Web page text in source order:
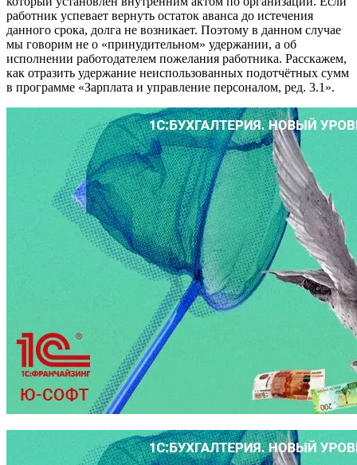
работник успевает вернуть остаток аванса до истечения
данного срока, долга не возникает. Поэтому в данном случае
мы говорим не о «принудительном» удержании, а об
исполнении работодателем пожелания работника. Расскажем,
как отразить удержание неиспользованных подотчётных сумм
в программе «Зарплата и управление персоналом, ред. 3.1».